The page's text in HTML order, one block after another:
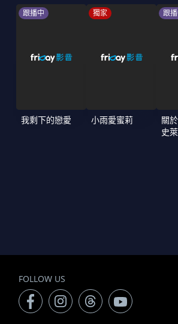
跟播中
我剩下的戀愛
獨家
小雨愛蜜莉
跟
關
史
FOLLOW US